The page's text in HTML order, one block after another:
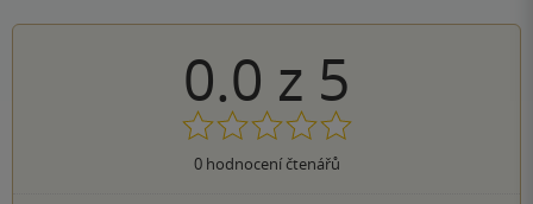
0.0 z 5
0hodnocení čtenářů